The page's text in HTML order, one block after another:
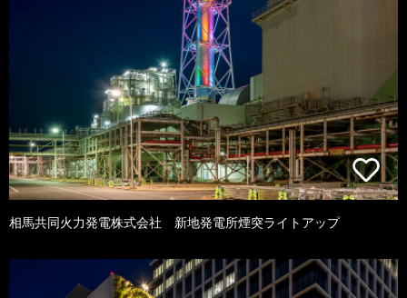
相馬共同火力発電株式会社 新地発電所煙突ライトアップ